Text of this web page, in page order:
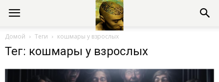
Консультации
психолога
Домой Теги кошмары у взрослых
Тег: кошмары у взрослых